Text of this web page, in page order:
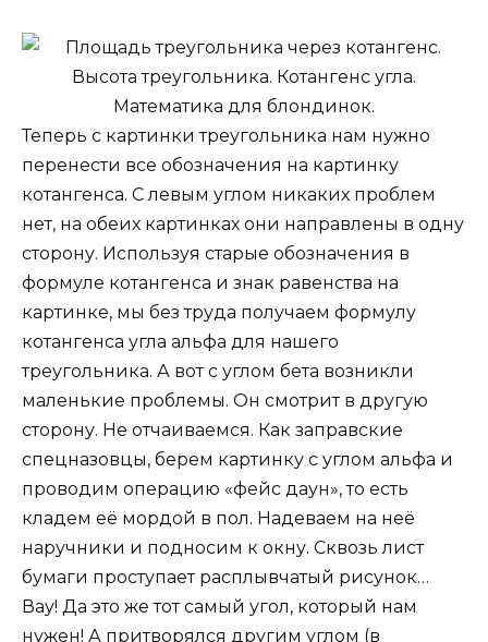
Теперь с картинки треугольника нам нужно
перенести все обозначения на картинку
котангенса. С левым углом никаких проблем
нет, на обеих картинках они направлены в одну
сторону. Используя старые обозначения в
формуле котангенса и знак равенства на
картинке, мы без труда получаем формулу
котангенса угла альфа для нашего
треугольника. А вот с углом бета возникли
маленькие проблемы. Он смотрит в другую
сторону. Не отчаиваемся. Как заправские
спецназовцы, берем картинку с углом альфа и
проводим операцию «фейс даун», то есть
кладем её мордой в пол. Надеваем на неё
наручники и подносим к окну. Сквозь лист
бумаги проступает расплывчатый рисунок…
Вау! Да это же тот самый угол, который нам
нужен! А притворялся другим углом (в